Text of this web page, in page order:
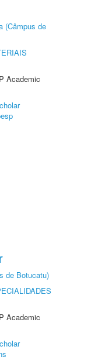
(Câmpus de
Academic
de Botucatu)
Academic